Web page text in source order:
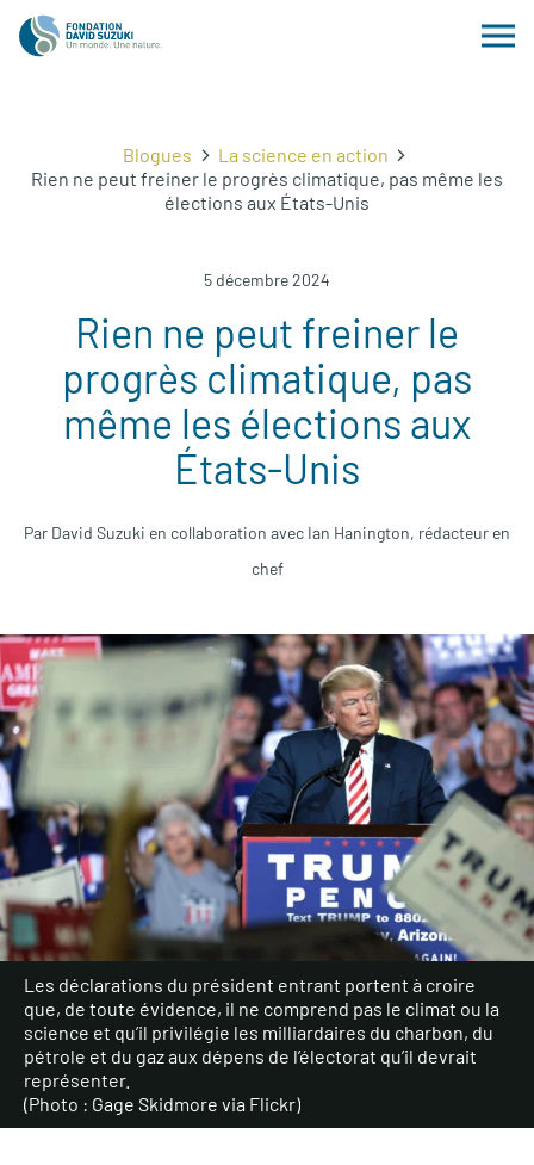
Blogues
La science en action
Rien ne peut freiner le progrès climatique, pas même les
élections aux États-Unis
5 décembre 2024
Rien ne peut freiner le
progrès climatique, pas
même les élections aux
États-Unis
Par David Suzuki en collaboration avec Ian Hanington, rédacteur en
chef
Les déclarations du président entrant portent à croire
que, de toute évidence, il ne comprend pas le climat ou la
science et qu’il privilégie les milliardaires du charbon, du
pétrole et du gaz aux dépens de l’électorat qu’il devrait
représenter.
(Photo : Gage Skidmore via Flickr)